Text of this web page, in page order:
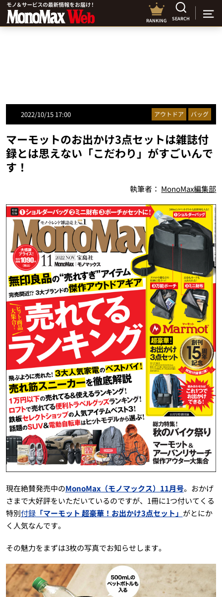
RANKING SEARCH
2022/10/15 17:00 アウトドア バッグ
マーモットのお出かけ3点セットは雑誌付
録とは思えない「こだわり」がすごいんで
す！
執筆者： MonoMax編集部
現在絶賛発売中のMonoMax（モノマックス）11月号。おかげ
さまで大好評をいただいているのですが、1冊に1つ付いてくる
特別付録「マーモット 超豪華！お出かけ3点セット」 がとにか
く人気なんです。
その魅力をまずは3枚の写真でお知らせします。